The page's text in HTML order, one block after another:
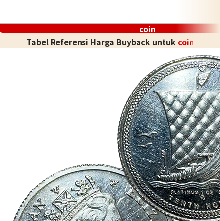
coin
Tabel Referensi Harga Buyback untuk coin